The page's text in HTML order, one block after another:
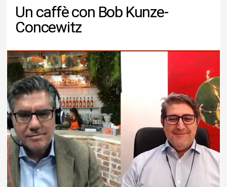
Un caffè con Bob Kunze-
Concewitz